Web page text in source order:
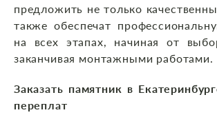
предложить не только
также обеспечат
на всех этапах, начиная от
заканчивая монтажными работами.
Заказать памятник в
переплат